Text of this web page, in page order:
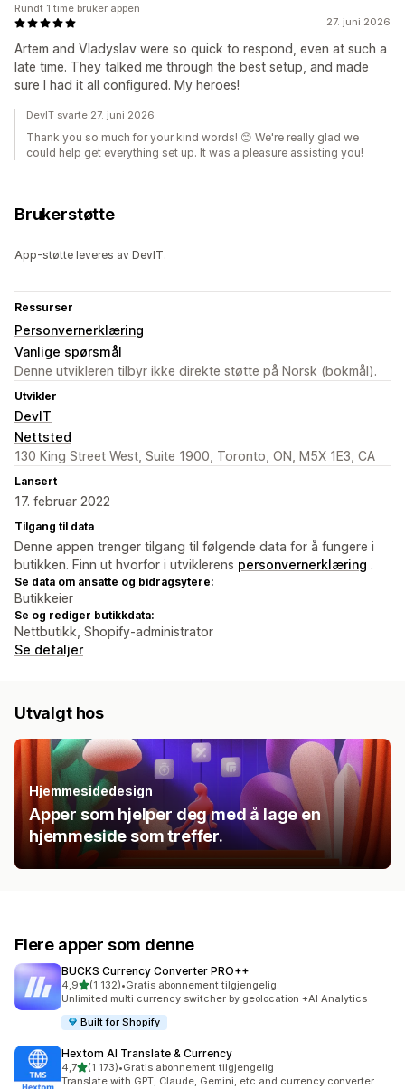
27. juni 2026
Artem and Vladyslav were so quick to respond, even at such a
late time. They talked me through the best setup, and made
sure I had it all configured. My heroes!
Rundt 1 time bruker appen
DevIT svarte 27. juni 2026
Thank you so much for your kind words! 😊 We're really glad we
could help get everything set up. It was a pleasure assisting you!
Brukerstøtte
App-støtte leveres av DevIT.
Ressurser
Personvernerklæring
Vanlige spørsmål
Denne utvikleren tilbyr ikke direkte støtte på Norsk (bokmål).
Utvikler
DevIT
Nettsted
130 King Street West, Suite 1900, Toronto, ON, M5X 1E3, CA
Lansert
17. februar 2022
Tilgang til data
Denne appen trenger tilgang til følgende data for å fungere i
butikken. Finn ut hvorfor i utviklerens personvernerklæring .
Se data om ansatte og bidragsytere:
Butikkeier
Se og rediger butikkdata:
Nettbutikk, Shopify-administrator
Se detaljer
Utvalgt hos
Hjemmesidedesign
Apper som hjelper deg med å lage en
hjemmeside som treffer.
Flere apper som denne
BUCKS Currency Converter PRO++
4,9av 5 stjerner
(1 132)
Totalt 1132 omtaler
•Gratis abonnement tilgjengelig
Unlimited multi currency switcher by geolocation +AI Analytics
Built for Shopify
Hextom AI Translate & Currency
4,7av 5 stjerner
(1 173)
Totalt 1173 omtaler
•Gratis abonnement tilgjengelig
Translate with GPT, Claude, Gemini, etc and currency converter